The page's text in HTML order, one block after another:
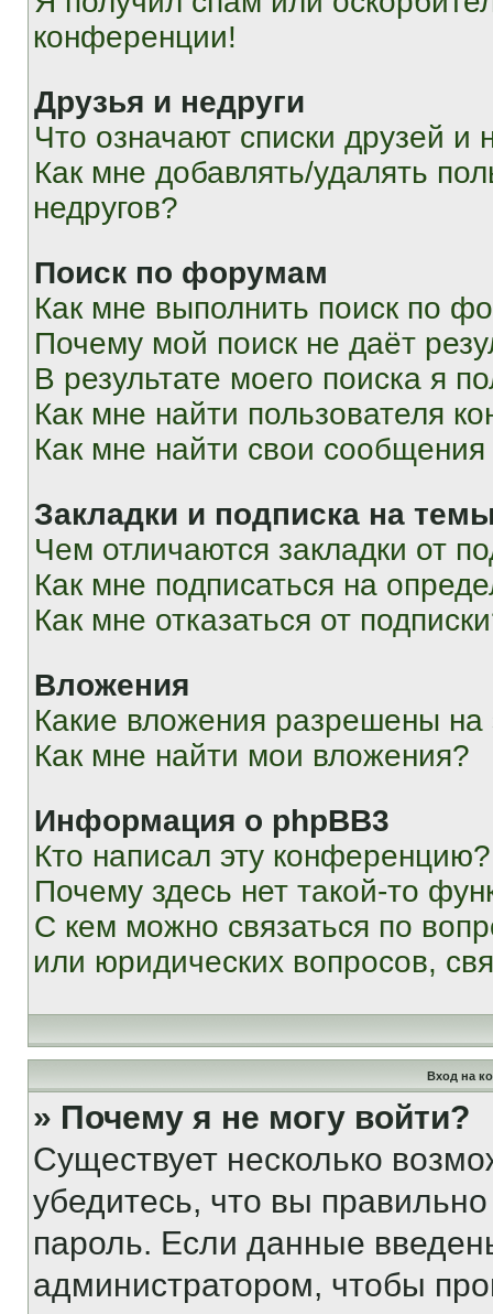
конференции!
Друзья и недруги
Что означают списки друзей и
Как мне добавлять/удалять
недругов?
Поиск по форумам
Как мне выполнить поиск по
Почему мой поиск не даёт
В результате моего поиска я
Как мне найти пользователя
Как мне найти свои
Закладки и подписка на
Чем отличаются закладки от
Как мне подписаться на
Как мне отказаться от
Вложения
Какие вложения разрешены
Как мне найти мои вложения?
Информация о phpBB3
Кто написал эту конференцию?
Почему здесь нет такой-то
С кем можно связаться по
или юридических вопросов,
Вход на
» Почему я не могу войти?
Существует несколько
убедитесь, что вы
пароль. Если данные
администратором, чтобы